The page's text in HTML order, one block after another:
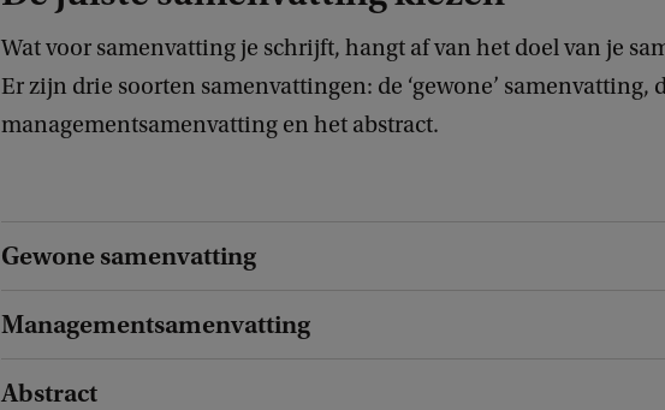
Wat voor samenvatting je schrijft, hangt af van het doel van je
Er zijn drie soorten samenvattingen: de ‘gewone’ samenvatting,
managementsamenvatting en het abstract.
Gewone samenvatting
Managementsamenvatting
Abstract